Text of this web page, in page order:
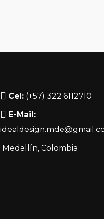
Cel:(+57) 322 6112710
E-Mail:
Medellín, Colombia